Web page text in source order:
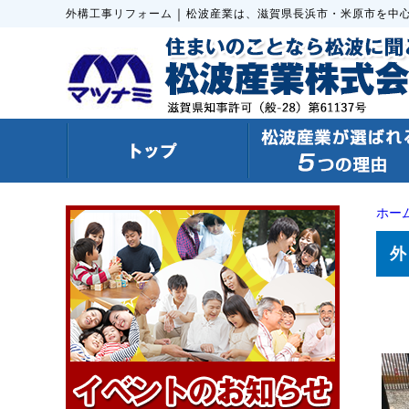
外構工事リフォーム ｜ 松波産業は、滋賀県長浜市・米原市を中
ホー